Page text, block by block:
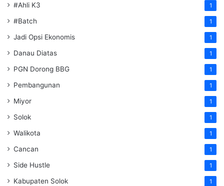
#Ahli K3 1
#Batch 1
Jadi Opsi Ekonomis 1
Danau Diatas 1
PGN Dorong BBG 1
Pembangunan 1
Miyor 1
Solok 1
Walikota 1
Cancan 1
Side Hustle 1
Kabupaten Solok 1